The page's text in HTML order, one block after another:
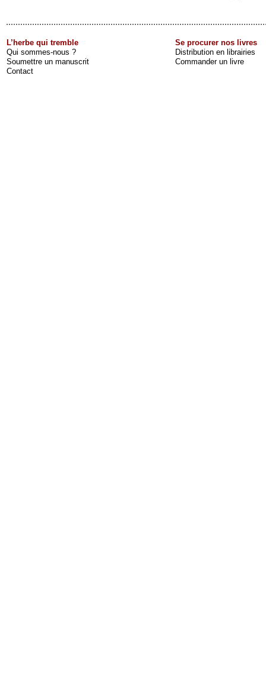
L’herbe qui tremble
Qui sommes-nous ?
Soumettre un manuscrit
Contact
Se procurer nos livres
Distribution en librairies
Commander un livre